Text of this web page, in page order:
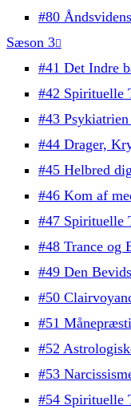
#80
Sæson 3
#41 Det Indre
#42 Spirituelle
#43
#44 Drager,
#45 Helbred
#46 Kom af
#47 Spirituelle
#48 Trance og
#49 Den
#50
#51
#52
#53
#54 Spirituelle